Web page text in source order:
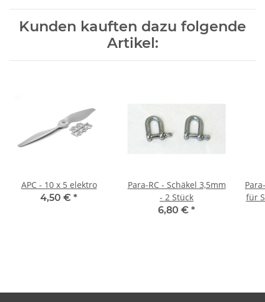
Kunden kauften dazu folgende
Artikel:
APC - 10 x 5 elektro
4,50 € *
Para-RC - Schäkel 3,5mm
- 2 Stück
6,80 € *
für